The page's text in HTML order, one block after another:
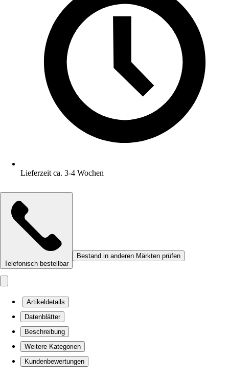
Lieferzeit ca. 3-4 Wochen
Telefonisch bestellbar
Bestand in anderen Märkten prüfen
Artikeldetails
Datenblätter
Beschreibung
Weitere Kategorien
Kundenbewertungen